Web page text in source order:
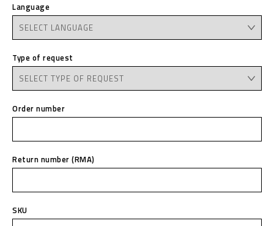
Language
Type of request
Order number
Return number (RMA)
SKU